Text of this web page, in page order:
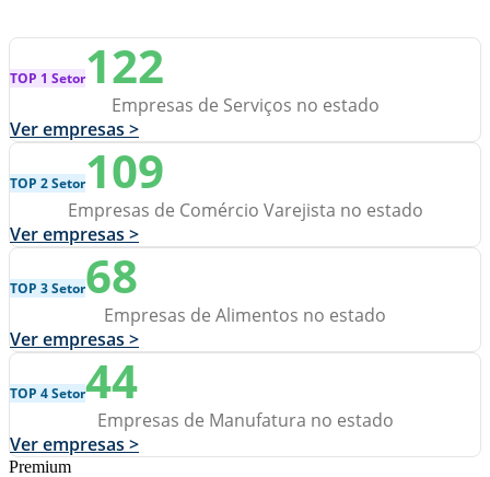
TOP 1 Setor122
Empresas de Serviços no estado
Ver empresas >
TOP 2 Setor109
Empresas de Comércio Varejista no estado
Ver empresas >
TOP 3 Setor68
Empresas de Alimentos no estado
Ver empresas >
TOP 4 Setor44
Empresas de Manufatura no estado
Ver empresas >
Premium